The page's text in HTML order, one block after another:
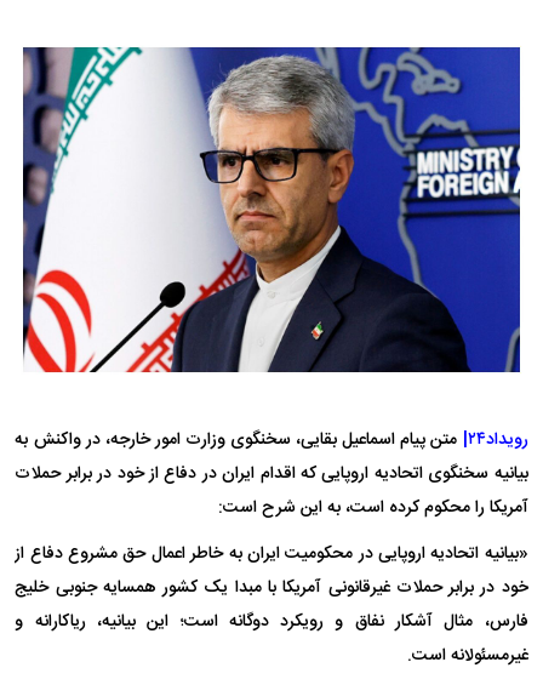
رویداد۲۴|
متن پیام اسماعیل بقایی، سخنگوی وزارت امور خارجه، در واکنش به
بیانیه سخنگوی اتحادیه اروپایی که اقدام ایران در دفاع از خود در برابر حملات
آمریکا را محکوم کرده است، به این شرح است:
«بیانیه اتحادیه اروپایی در محکومیت ایران به خاطر اعمال حق مشروع دفاع از
خود در برابر حملات غیرقانونی آمریکا با مبدا یک کشور همسایه جنوبی خلیج
فارس، مثال آشکار نفاق و رویکرد دوگانه است؛ این بیانیه، ریاکارانه و
غیرمسئولانه است.